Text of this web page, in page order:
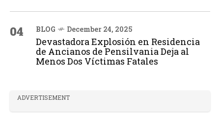
04 BLOG December 24, 2025
Devastadora Explosión en Residencia
de Ancianos de Pensilvania Deja al
Menos Dos Víctimas Fatales
ADVERTISEMENT